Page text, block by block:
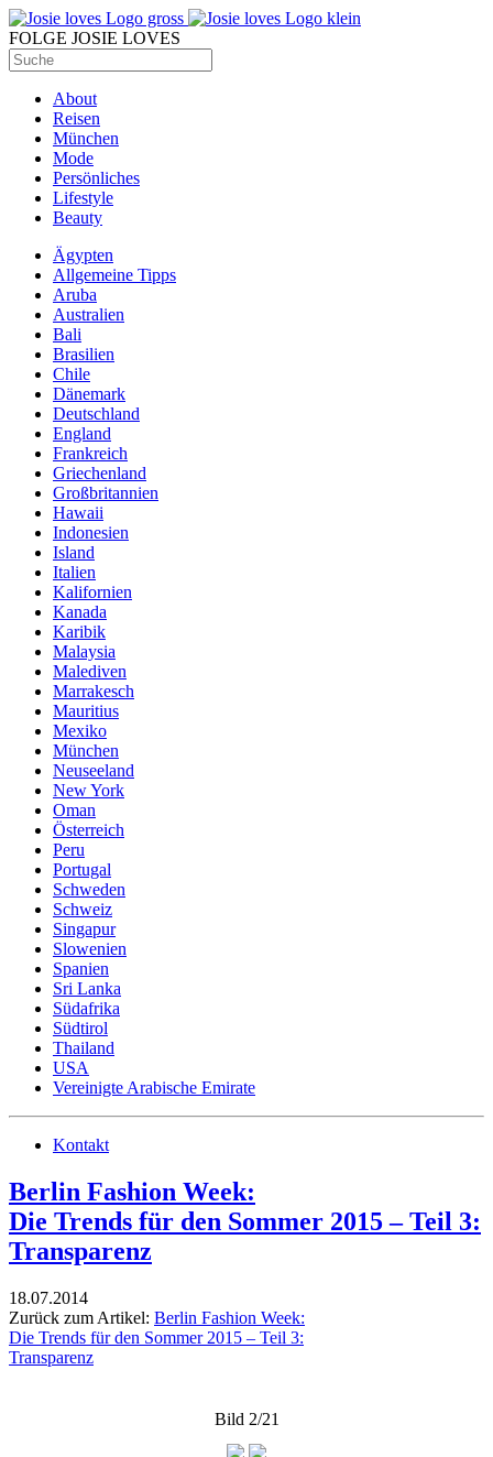
FOLGE JOSIE LOVES
About
Reisen
München
Mode
Persönliches
Lifestyle
Beauty
Ägypten
Allgemeine Tipps
Aruba
Australien
Bali
Brasilien
Chile
Dänemark
Deutschland
England
Frankreich
Griechenland
Großbritannien
Hawaii
Indonesien
Island
Italien
Kalifornien
Kanada
Karibik
Malaysia
Malediven
Marrakesch
Mauritius
Mexiko
München
Neuseeland
New York
Oman
Österreich
Peru
Portugal
Schweden
Schweiz
Singapur
Slowenien
Spanien
Sri Lanka
Südafrika
Südtirol
Thailand
USA
Vereinigte Arabische Emirate
Kontakt
Berlin Fashion Week:
Die Trends für den Sommer 2015 – Teil 3:
Transparenz
18.07.2014
Zurück zum Artikel: Berlin Fashion Week:
Die Trends für den Sommer 2015 – Teil 3:
Transparenz
Bild 2/21